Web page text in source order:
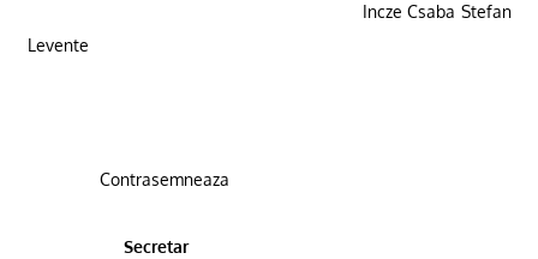
Incze Csaba Stefan
Levente
Contrasemneaza
Secretar